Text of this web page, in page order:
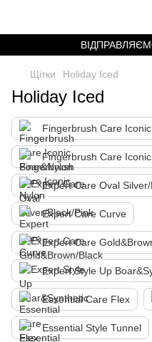
Щітки Holiday Iced
Holiday Iced
Fingerbrush Care
Fingerbrush Care
Expert Care Oval
Expert Care Curve
Expert Care
Expert Style Up
Essential Care Flex
Essential Style Tunnel